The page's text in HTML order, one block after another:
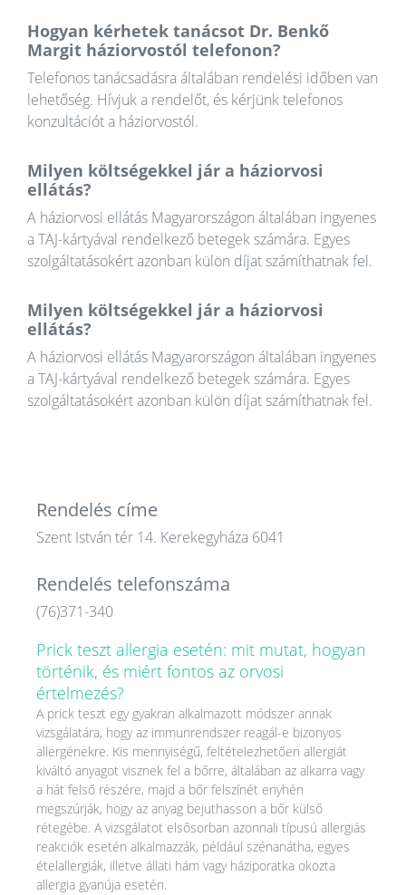
Hogyan kérhetek tanácsot Dr. Benkő
Margit háziorvostól telefonon?
Telefonos tanácsadásra általában rendelési időben van
lehetőség. Hívjuk a rendelőt, és kérjünk telefonos
konzultációt a háziorvostól.
Milyen költségekkel jár a háziorvosi
ellátás?
A háziorvosi ellátás Magyarországon általában ingyenes
a TAJ-kártyával rendelkező betegek számára. Egyes
szolgáltatásokért azonban külön díjat számíthatnak fel.
Milyen költségekkel jár a háziorvosi
ellátás?
A háziorvosi ellátás Magyarországon általában ingyenes
a TAJ-kártyával rendelkező betegek számára. Egyes
szolgáltatásokért azonban külön díjat számíthatnak fel.
Rendelés címe
Szent István tér 14. Kerekegyháza 6041
Rendelés telefonszáma
(76)371-340
Prick teszt allergia esetén: mit mutat, hogyan
történik, és miért fontos az orvosi
értelmezés?
A prick teszt egy gyakran alkalmazott módszer annak
vizsgálatára, hogy az immunrendszer reagál-e bizonyos
allergénekre. Kis mennyiségű, feltételezhetően allergiát
kiváltó anyagot visznek fel a bőrre, általában az alkarra vagy
a hát felső részére, majd a bőr felszínét enyhén
megszúrják, hogy az anyag bejuthasson a bőr külső
rétegébe. A vizsgálatot elsősorban azonnali típusú allergiás
reakciók esetén alkalmazzák, például szénanátha, egyes
ételallergiák, illetve állati hám vagy háziporatka okozta
allergia gyanúja esetén.